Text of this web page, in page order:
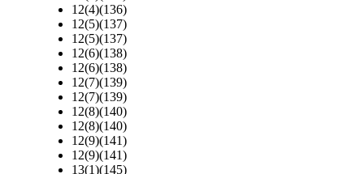
12(4)(136)
12(5)(137)
12(5)(137)
12(6)(138)
12(6)(138)
12(7)(139)
12(7)(139)
12(8)(140)
12(8)(140)
12(9)(141)
12(9)(141)
13(1)(145)